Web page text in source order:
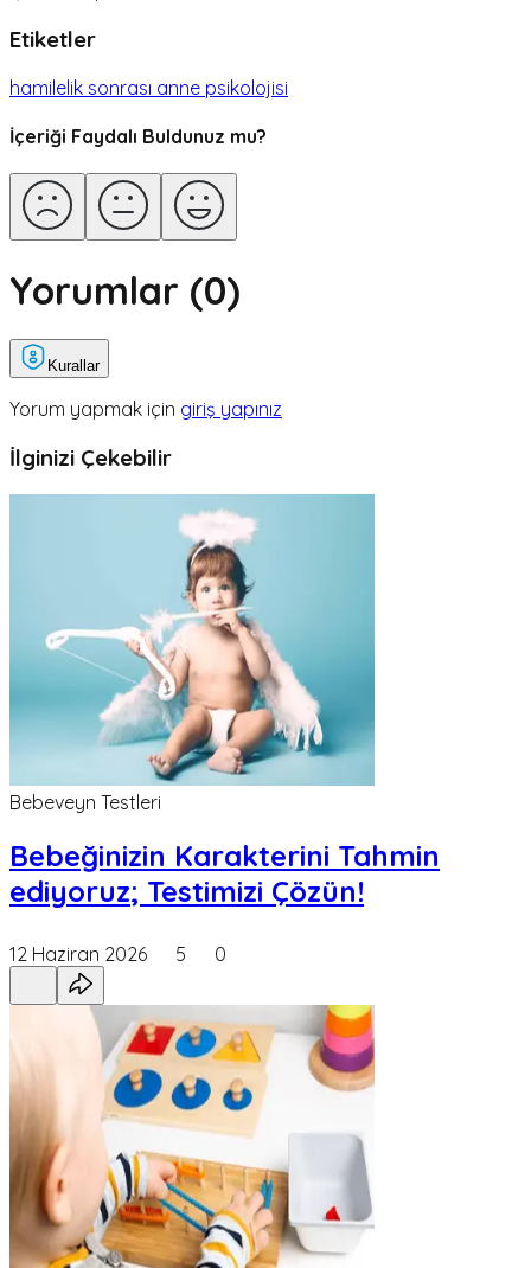
Etiketler
hamilelik sonrası anne psikolojisi
İçeriği Faydalı Buldunuz mu?
Yorumlar (0)
Kurallar
Yorum yapmak için giriş yapınız
İlginizi Çekebilir
Bebeveyn Testleri
Bebeğinizin Karakterini Tahmin
ediyoruz; Testimizi Çözün!
12 Haziran 2026 5 0